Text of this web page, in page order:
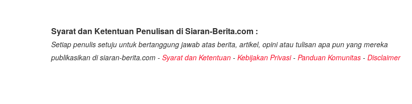
Syarat dan Ketentuan Penulisan di Siaran-Berita.com :
Setiap penulis setuju untuk bertanggung jawab atas berita, artikel, opini atau tulisan apa pun yang mereka
publikasikan di siaran-berita.com - Syarat dan Ketentuan - Kebijakan Privasi- Panduan Komunitas - Disclaimer